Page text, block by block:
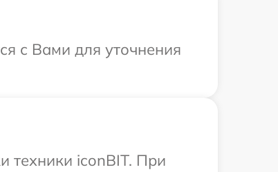
с Вами для уточнения
техники iconBIT. При